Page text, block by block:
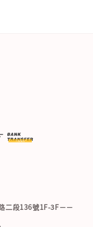
二段136號1F-3F－－